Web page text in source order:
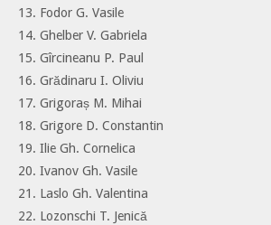
13. Fodor G. Vasile
14. Ghelber V. Gabriela
15. Gîrcineanu P. Paul
16. Grădinaru I. Oliviu
17. Grigoraș M. Mihai
18. Grigore D. Constantin
19. Ilie Gh. Cornelica
20. Ivanov Gh. Vasile
21. Laslo Gh. Valentina
22. Lozonschi T. Jenică